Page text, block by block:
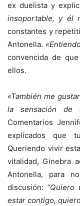
ex duelista y
insoportable, y él
constantes y
Antonella.
convencida de
ellos.
«También me
la sensación de
Comentarios
explicados que
Queriendo vivir
vitalidad, Ginebra
Antonella, para
discusión: “Quiero
estar contigo,